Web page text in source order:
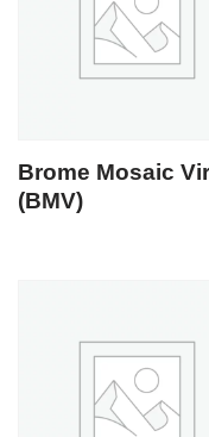
Brome Mosaic
(BMV)